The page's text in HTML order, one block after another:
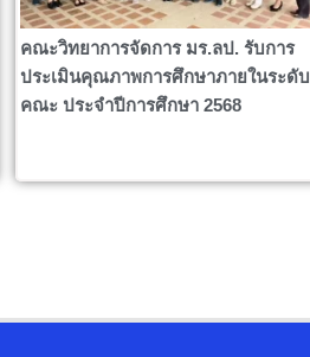
คณะวิทยาการจัดการ มร.ลป. รับการ
ประเมินคุณภาพการศึกษาภายในระดับ
คณะ ประจำปีการศึกษา 2568